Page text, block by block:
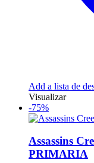
Add a lista de
Visualizar
-75%
Assassins
PRIMARIA